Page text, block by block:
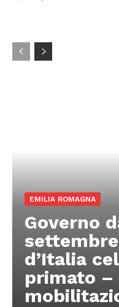
EMILIA ROMAGNA
Governo
d’Italia
primato –